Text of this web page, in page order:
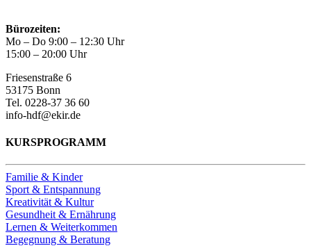
Bürozeiten:
Mo – Do 9:00 – 12:30 Uhr
15:00 – 20:00 Uhr
Friesenstraße 6
53175 Bonn
Tel. 0228-37 36 60
info-hdf@ekir.de
KURSPROGRAMM
Familie & Kinder
Sport & Entspannung
Kreativität & Kultur
Gesundheit & Ernährung
Lernen & Weiterkommen
Begegnung & Beratung